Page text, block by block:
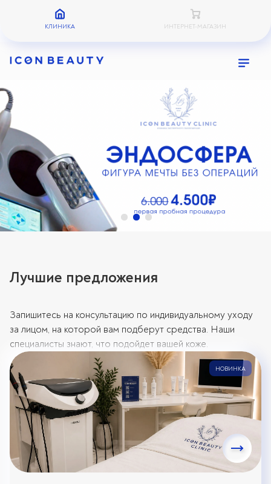
КЛИНИКА ИНТЕРНЕТ-МАГАЗИН
Лучшие предложения
Запишитесь на консультацию по индивидуальному уходу
за лицом, на которой вам подберут средства. Наши
специалисты знают, что подойдет вашей коже.
НОВИНКА